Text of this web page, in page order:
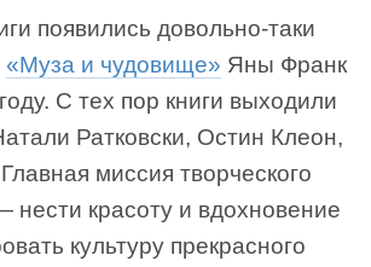
появились довольно-таки
«Муза и чудовище» Яны Франк
С тех пор книги выходили
Ратковски, Остин Клеон,
миссия творческого
нести красоту и вдохновение
культуру прекрасного